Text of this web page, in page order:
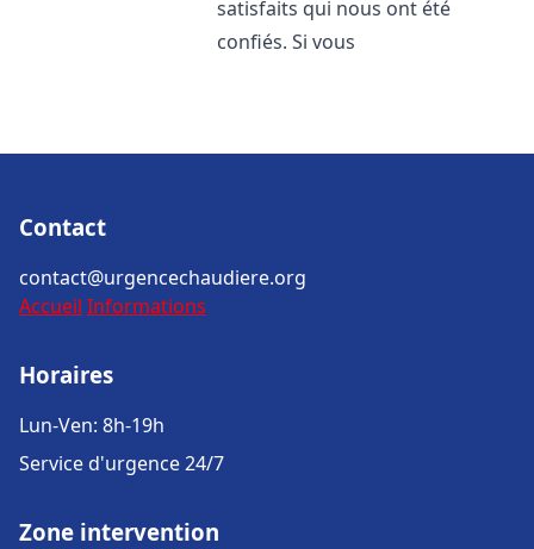
satisfaits qui nous ont été
confiés. Si vous
Contact
contact@urgencechaudiere.org
Accueil Informations
Horaires
Lun-Ven: 8h-19h
Service d'urgence 24/7
Zone intervention